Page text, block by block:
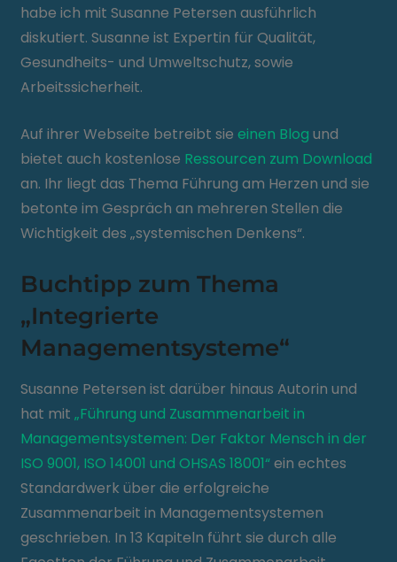
habe ich mit Susanne Petersen ausführlich
diskutiert. Susanne ist Expertin für Qualität,
Gesundheits- und Umweltschutz, sowie
Arbeitssicherheit.
Auf ihrer Webseite betreibt sieeinen Blog und
bietet auch kostenlose Ressourcen zum Download
an. Ihr liegt das Thema Führung am Herzen und sie
betonte im Gespräch an mehreren Stellen die
Wichtigkeit des „systemischen Denkens“.
Buchtipp zum Thema
„Integrierte
Managementsysteme“
Susanne Petersen ist darüber hinaus Autorin und
hat mit„Führung und Zusammenarbeit in
Managementsystemen: Der Faktor Mensch in der
ISO 9001, ISO 14001 und OHSAS 18001“ein echtes
Standardwerk über die erfolgreiche
Zusammenarbeit in Managementsystemen
geschrieben. In 13 Kapiteln führt sie durch alle